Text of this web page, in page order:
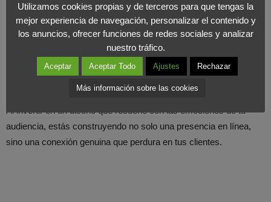
visualmente, sino que también despiertan emociones
específicas. Ya sea inspiración, confianza o empatía,cada
elección de diseño está respaldada por la psicología para crear
una experiencia completa y holística
Al invertir en un diseño que resuene con las emociones de tu
audiencia, estás construyendo no solo una presencia en línea,
sino una conexión genuina que perdura en tus clientes.
Utilizamos cookies propias y de terceros para que tengas la
mejor experiencia de navegación, personalizar el contenido y
los anuncios, ofrecer funciones de redes sociales y analizar
nuestro tráfico.
Aceptar Aceptar Todo Ajustes Rechazar
Más información sobre las cookies